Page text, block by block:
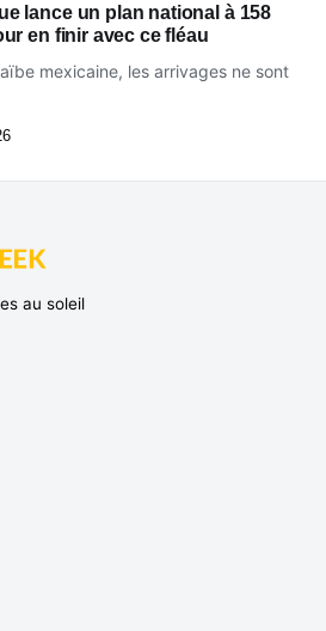
lance un plan national à 158
en finir avec ce fléau
mexicaine, les arrivages ne sont
au soleil